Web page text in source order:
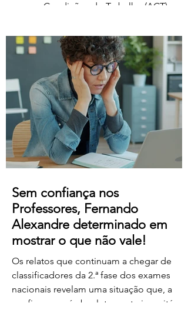
para as Condições do Trabalho (ACT),
da Educação, Ciência e Inovação quanto
ao pagamento do serviço de classificação
dos exames nacionais. A FENPROF
contesta a intenção do MECI de vir a
remunerar o trabalho extraordinário dos
classificadores através do pagamento de
1 euro por resposta classificada. Em vez
de falar de remu
Sem confiança nos
Professores, Fernando
Alexandre determinado em
mostrar o que não vale!
Os relatos que continuam a chegar de
classificadores da 2.ª fase dos exames
nacionais revelam uma situação que, a
confirmar-se, é absolutamente inaceitável.